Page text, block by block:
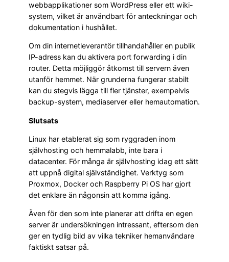
webbapplikationer som WordPress eller ett wiki-
system, vilket är användbart för anteckningar och
dokumentation i hushållet.
Om din internetleverantör tillhandahåller en publik
IP-adress kan du aktivera port forwarding i din
router. Detta möjliggör åtkomst till servern även
utanför hemmet. När grunderna fungerar stabilt
kan du stegvis lägga till fler tjänster, exempelvis
backup-system, mediaserver eller hemautomation.
Slutsats
Linux har etablerat sig som ryggraden inom
självhosting och hemmalabb, inte bara i
datacenter. För många är självhosting idag ett sätt
att uppnå digital självständighet. Verktyg som
Proxmox, Docker och Raspberry Pi OS har gjort
det enklare än någonsin att komma igång.
Även för den som inte planerar att drifta en egen
server är undersökningen intressant, eftersom den
ger en tydlig bild av vilka tekniker hemanvändare
faktiskt satsar på.